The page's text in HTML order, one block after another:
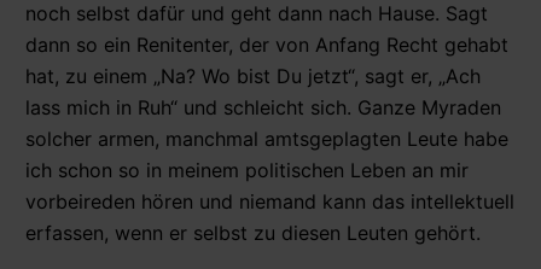
noch selbst dafür und geht dann nach Hause. Sagt
dann so ein Renitenter, der von Anfang Recht gehabt
hat, zu einem „Na? Wo bist Du jetzt“, sagt er, „Ach
lass mich in Ruh“ und schleicht sich. Ganze Myraden
solcher armen, manchmal amtsgeplagten Leute habe
ich schon so in meinem politischen Leben an mir
vorbeireden hören und niemand kann das intellektuell
erfassen, wenn er selbst zu diesen Leuten gehört.